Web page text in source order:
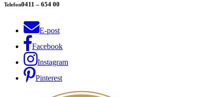
Telefon0411 – 654 00
E-post
Facebook
Instagram
Pinterest